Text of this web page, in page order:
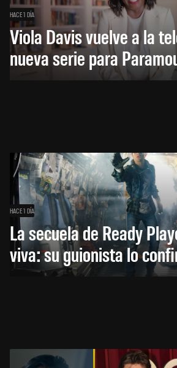
HACE 1 DÍA
Viola Davis vuelve a la
nueva serie para
HACE 1 DÍA
La secuela de Ready
viva: su guionista lo